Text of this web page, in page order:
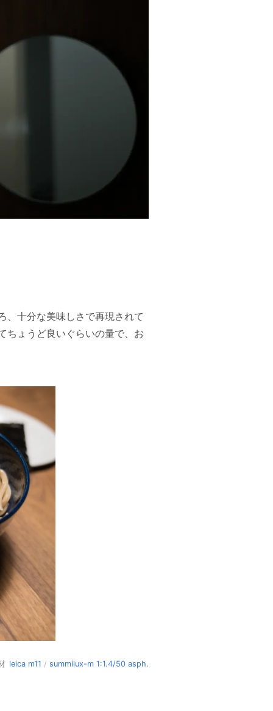
、十分な美味しさで再現されて
ちょうど良いぐらいの量で、お
leica m11 / summilux-m 1:1.4/50 asph.